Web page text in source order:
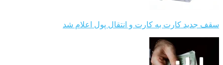
سقف جدید کارت به کارت و انتقال پول اعلام شد